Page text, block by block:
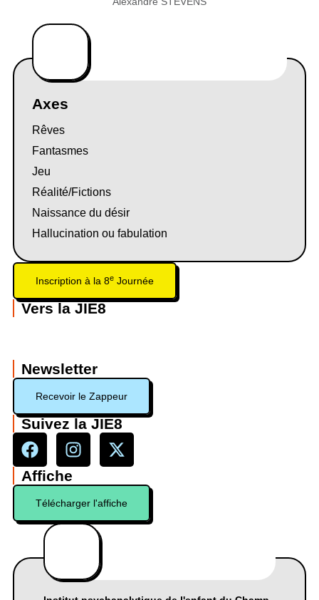
Axes
Rêves
Fantasmes
Jeu
Réalité/Fictions
Naissance du désir
Hallucination ou fabulation
Inscription à la 8eJournée
Vers la JIE8
Newsletter
Recevoir le Zappeur
Suivez la JIE8
Affiche
Télécharger l'affiche